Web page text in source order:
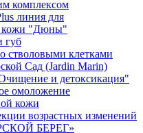
комплексом
линия для
кожи "Дюны"
губ
стволовыми клетками
Сад (Jardin Marin)
и детоксикация"
омоложение
кожи
возрастных изменений
БЕРЕГ»